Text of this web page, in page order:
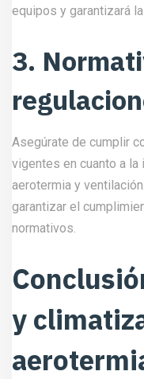
equipos y garantizará
3.
Asegúrate de cumplir
vigentes en cuanto a
aerotermia y
garantizar el
normativos.
y